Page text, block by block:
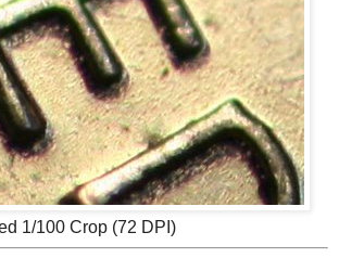
1/100 Crop (72 DPI)